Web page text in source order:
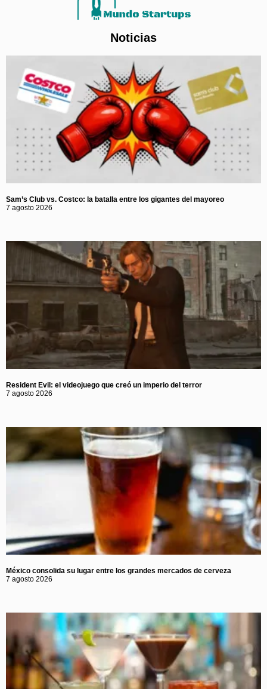
Noticias
Sam’s Club vs. Costco: la batalla entre los gigantes del mayoreo
7 agosto 2026
Resident Evil: el videojuego que creó un imperio del terror
7 agosto 2026
México consolida su lugar entre los grandes mercados de cerveza
7 agosto 2026